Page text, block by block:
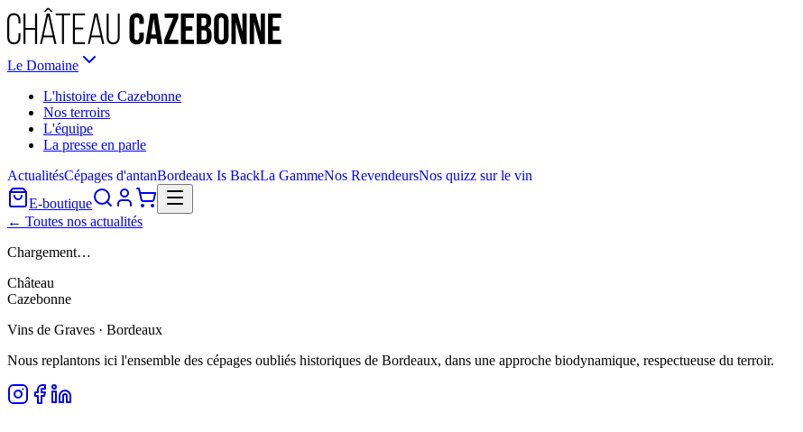
Le Domaine
L'histoire de Cazebonne
Nos terroirs
L'équipe
La presse en parle
ActualitésCépages d'antanBordeaux Is BackLa GammeNos RevendeursNos quizz sur le vin
E-boutique
← Toutes nos actualités
Chargement…
Château
Cazebonne
Vins de Graves · Bordeaux
Nous replantons ici l'ensemble des cépages oubliés historiques de Bordeaux, dans une approche biodynamique, respectueuse du terroir.